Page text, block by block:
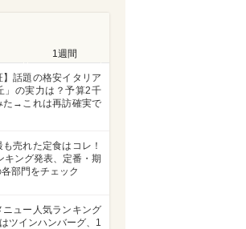
1週間
】話題の格安イタリア
」の実力は？予算2千
た→これは再訪確実で
も売れた定食はコレ！
キング発表、定番・期
部門をチェック
ニュー人気ランキング
ツインハンバーグ、1